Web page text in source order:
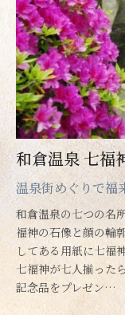
和倉温泉 七福
温泉街めぐりで福
和倉温泉の七つの名
福神の石像と顔の輪
してある用紙に七福
七福神が七人揃った
記念品をプレゼン…